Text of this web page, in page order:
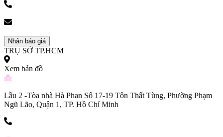
Nhận báo giá
TRỤ SỞ TP.HCM
Xem bản đồ
Lầu 2 -Tòa nhà Hà Phan Số 17-19 Tôn Thất Tùng, Phường Phạm
Ngũ Lão, Quận 1, TP. Hồ Chí Minh